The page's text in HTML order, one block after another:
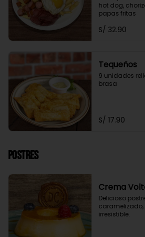
hot dog,
papas fritas
S/ 32.90
Tequeños
9 unidades
brasa
S/ 17.90
Postres
Crema
Delicioso
irresistible.